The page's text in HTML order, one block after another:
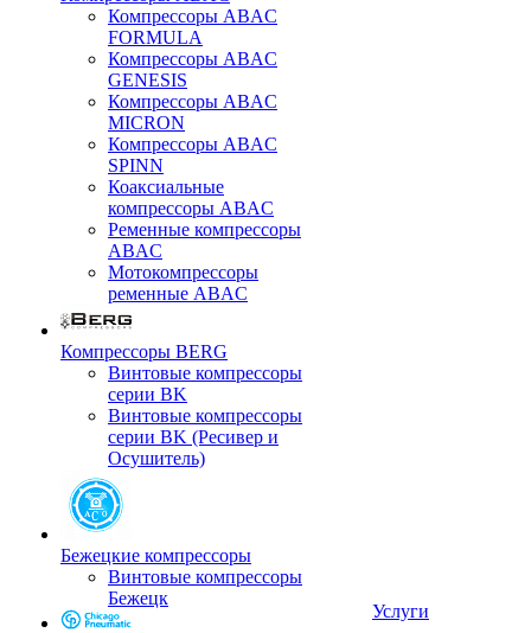
Компрессоры ABAC
FORMULA
Компрессоры ABAC
GENESIS
Компрессоры ABAC
MICRON
Компрессоры ABAC
SPINN
Коаксиальные
компрессоры ABAC
Ременные компрессоры
ABAC
Мотокомпрессоры
ременные ABAC
Компрессоры BERG
Винтовые компрессоры
серии BK
Винтовые компрессоры
серии BK (Ресивер и
Осушитель)
Бежецкие компрессоры
Винтовые компрессоры
Бежецк
Услуги